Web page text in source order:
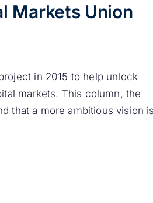
Markets Union
in 2015 to help unlock
markets. This column, the
that a more ambitious vision is